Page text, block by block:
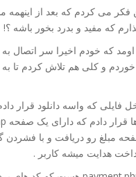
خدمت بازدیدکنندگان عزیز .
روز عشق یا ولنتاینتون مبارک
و سر حال باشید . چند روز
هست اونم پیشاپیش
فکر می کردم که بعد از
که مفید و بدرد بخور باشه ؟!
اومد که خودم اخیرا سر اتصال به